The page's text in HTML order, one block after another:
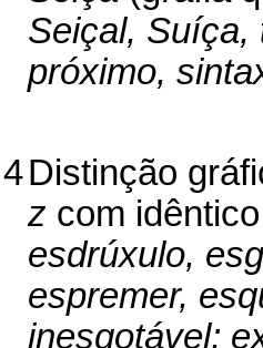
Seiçal, Suíça,
próximo,
4Distinção
z com
esdrúxulo,
espremer,
inesgotável;